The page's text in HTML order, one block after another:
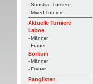
- Sonstige Turniere
- Mixed Turniere
Aktuelle Turniere
Laboe
- Männer
- Frauen
Borkum
- Männer
- Frauen
Ranglisten